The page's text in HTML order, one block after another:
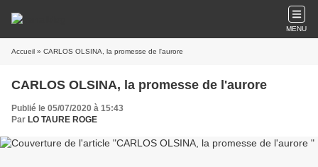
MENU
Accueil » CARLOS OLSINA, la promesse de l'aurore
CARLOS OLSINA, la promesse de l'aurore
Publié le 05/07/2020 à 15:43
Par LO TAURE ROGE